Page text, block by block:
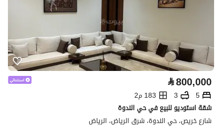
⃁800,000
5
3
183 م2
شقة استوديو للبيع في حي الندوة
شارع خريص، حي الندوة، شرق الرياض، الرياض